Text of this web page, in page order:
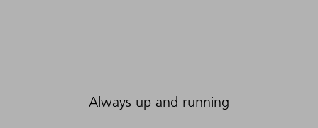
Always up and running